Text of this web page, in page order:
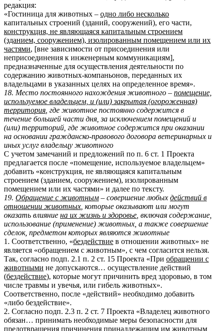
редакция:
«Гостиница для животных – одно либо несколько
капитальных строений (зданий, сооружений), его части,
конструкция, не являющаяся капитальным строением
(зданием, сооружением), изолированным помещением или их
частями, [вне зависимости от присоединения или
неприсоединения к инженерным коммуникациям],
предназначенные для осуществления деятельности по
содержанию животных-компаньонов, переданных их
владельцами в указанных целях на определенное время».
18. Место постоянного нахождения животного – помещение,
используемое владельцем, и (или) закрытая (огороженная)
территория , где животное постоянно содержится в
течение большей части дня, за исключением помещений и
(или) территорий, где животное содержится при оказании
на основании гражданско-правового договора ветеринарных и
иных услуг владельцу животного
С учетом замечаний и предложений по п. 6 ст. 1 Проекта
предлагается после «помещение, используемое владельцем»
добавить «конструкция, не являющаяся капитальным
строением (зданием, сооружением), изолированным
помещением или их частями» и далее по тексту.
19. Обращение с животным – совершение любых действий в
отношении животных , которые оказывают или могут
оказать влияние на их жизнь и здоровье , включая содержание,
использование (применение) животных, а также совершение
сделок, предметом которых являются животные
1. Соответственно, «бездействие в отношении животных» не
является «обращением с животным», с чем согласится нельзя.
Так, согласно подп. 2.1 п. 2 ст. 15 Проекта «При обращении с
животными не допускаются… осуществление действий
(бездействие), которые могут причинить вред здоровью, в том
числе травмы и увечья, или гибель животных».
Соответственно, после «действий» необходимо добавить
«либо бездействие».
2. Согласно подп. 2.3 п. 2 ст. 7 Проекта «Владелец животного
обязан… принимать необходимые меры безопасности для
предотвращения причинения принадлежащим им животным